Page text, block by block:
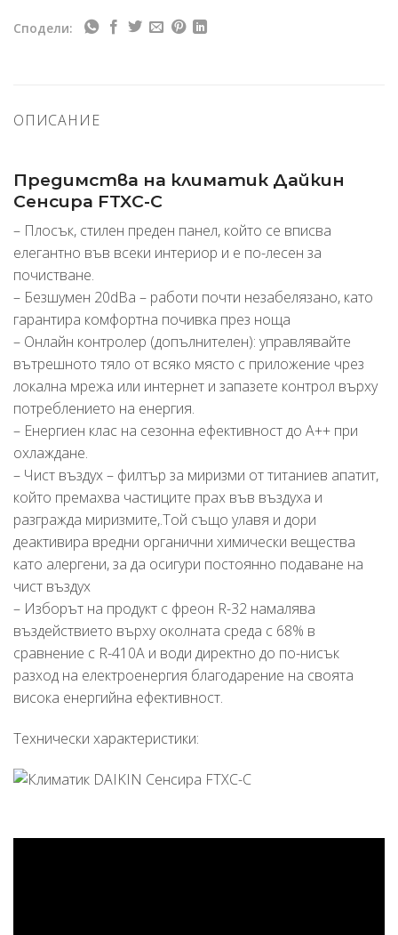
Сподели:
ОПИСАНИЕ
Предимства на климатик Дайкин
Сенсира FTXC-C
– Плосък, стилен преден панел, който се вписва
елегантно във всеки интериор и е по-лесен за
почистване.
– Безшумен 20dBa – работи почти незабелязано, като
гарантира комфортна почивка през ноща
– Онлайн контролер (допълнителен): управлявайте
вътрешното тяло от всяко място с приложение чрез
локална мрежа или интернет и запазете контрол върху
потреблението на енергия.
– Енергиен клас на сезонна ефективност до А++ при
охлаждане.
– Чист въздух – филтър за миризми от титаниев апатит,
който премахва частиците прах във въздуха и
разгражда миризмите,.Той също улавя и дори
деактивира вредни органични химически вещества
като алергени, за да осигури постоянно подаване на
чист въздух
– Изборът на продукт с фреон R-32 намалява
въздействието върху околната среда с 68% в
сравнение с R-410A и води директно до по-нисък
разход на електроенергия благодарение на своята
висока енергийна ефективност.
Технически характеристики: